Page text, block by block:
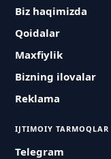
Biz haqimizda
Qoidalar
Maxfiylik
Bizning ilovalar
Reklama
IJTIMOIY TARMOQLAR
Telegram